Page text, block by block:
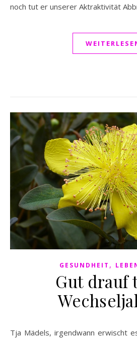
noch tut er unserer Aktraktivität
GESUNDHEIT ,
Gut drauf
Tja Mädels, irgendwann erwischt es uns alle, die eine mit